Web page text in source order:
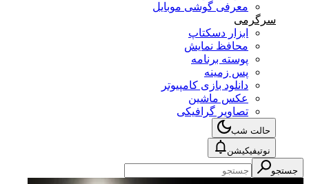
معرفی گوشی موبایل
سرگرمی
ابزار دسکتاپ
محافظ نمایش
پوسته برنامه
پس زمینه
دانلود بازی کامپیوتر
عکس ماشین
تصاویر گرافیکی
حالت شب
نوتیفیکیشن
جستجو